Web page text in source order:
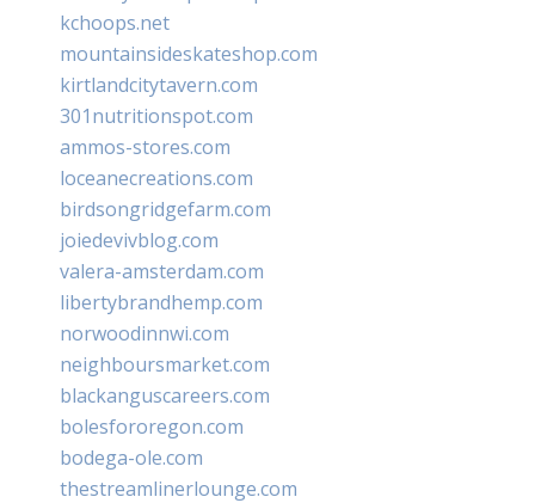
kchoops.net
mountainsideskateshop.com
kirtlandcitytavern.com
301nutritionspot.com
ammos-stores.com
loceanecreations.com
birdsongridgefarm.com
joiedevivblog.com
valera-amsterdam.com
libertybrandhemp.com
norwoodinnwi.com
neighboursmarket.com
blackanguscareers.com
bolesfororegon.com
bodega-ole.com
thestreamlinerlounge.com